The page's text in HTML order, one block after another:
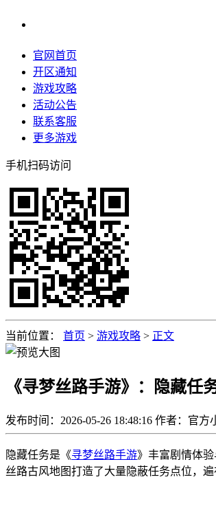
官网首页
开区通知
游戏攻略
活动公告
联系客服
更多游戏
手机扫码访问
当前位置： 首页 > 游戏攻略 > 正文
《寻梦丝路手游》：隐藏任
发布时间：2026-05-26 18:48:16 作者：官方
隐藏任务是《寻梦丝路手游》丰富剧情体
丝路古风地图打造了大量隐蔽任务点位，